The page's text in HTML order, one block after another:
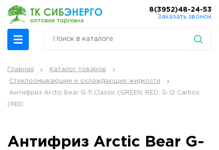
8(3952)48-24-53
Заказать звонок
Главная Каталог товаров
Стеклоомывающие и охлаждающие жидкости
Антифриз Arctic Bear G-11 Classic (GREEN, RED; G-12 Carbox
(RED
Антифриз Arctic Bear G-